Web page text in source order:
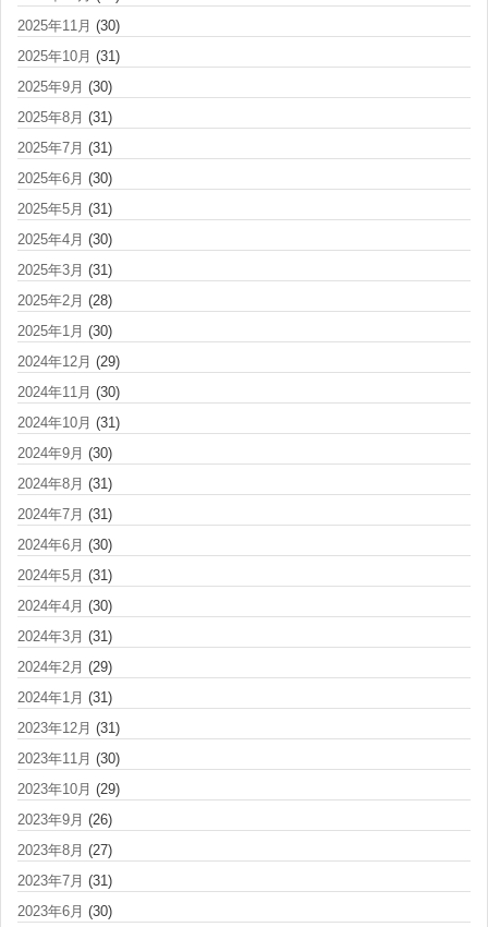
2025年11月 (30)
2025年10月 (31)
2025年9月 (30)
2025年8月 (31)
2025年7月 (31)
2025年6月 (30)
2025年5月 (31)
2025年4月 (30)
2025年3月 (31)
2025年2月 (28)
2025年1月 (30)
2024年12月 (29)
2024年11月 (30)
2024年10月 (31)
2024年9月 (30)
2024年8月 (31)
2024年7月 (31)
2024年6月 (30)
2024年5月 (31)
2024年4月 (30)
2024年3月 (31)
2024年2月 (29)
2024年1月 (31)
2023年12月 (31)
2023年11月 (30)
2023年10月 (29)
2023年9月 (26)
2023年8月 (27)
2023年7月 (31)
2023年6月 (30)